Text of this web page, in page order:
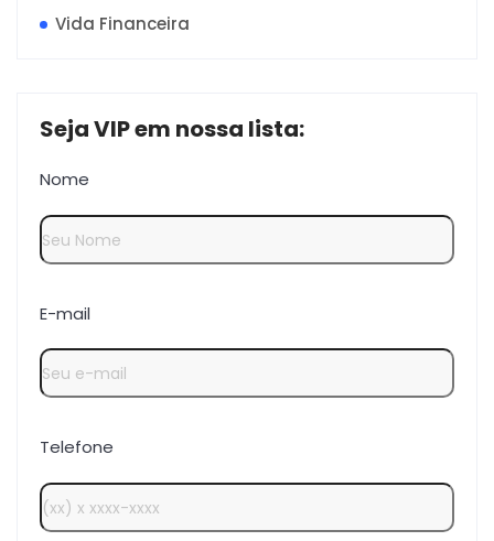
Vida Financeira
Seja VIP em nossa lista:
Nome
E-mail
Telefone